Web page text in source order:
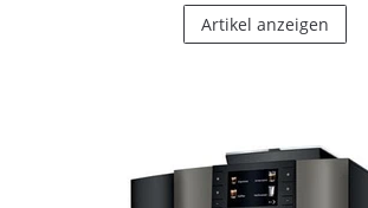
Artikel anzeigen